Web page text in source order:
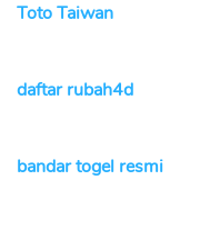
Toto Taiwan
daftar rubah4d
bandar togel resmi